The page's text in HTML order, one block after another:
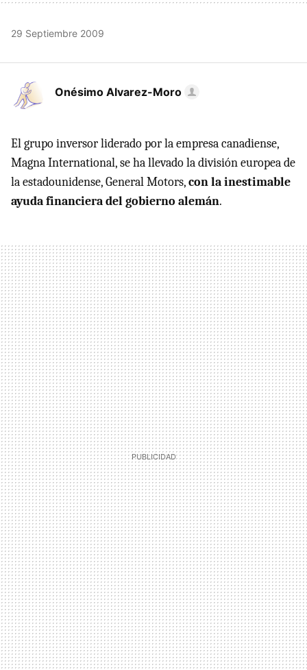
29 Septiembre 2009
Onésimo Alvarez-Moro
El grupo inversor liderado por la empresa canadiense,
Magna International, se ha llevado la división europea de
la estadounidense, General Motors,con la inestimable
ayuda financiera del gobierno alemán.